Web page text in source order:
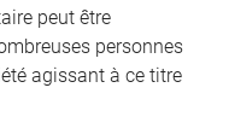
peut être
personnes
agissant à ce titre